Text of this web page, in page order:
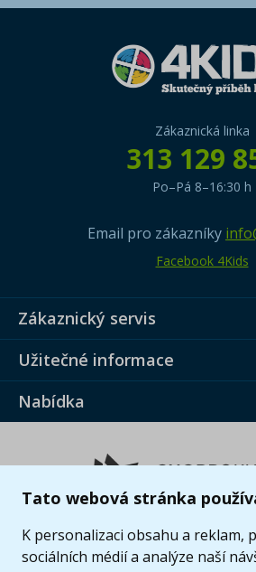
Tato webová stránka
K personalizaci obsahu a reklam,
sociálních médií a analýze naší
Zákaznická linka
313 129
Po–Pá 8–16:30 h
Email pro zákazníky
Facebook 4Kids
Zákaznický servis
Užitečné informace
Nabídka